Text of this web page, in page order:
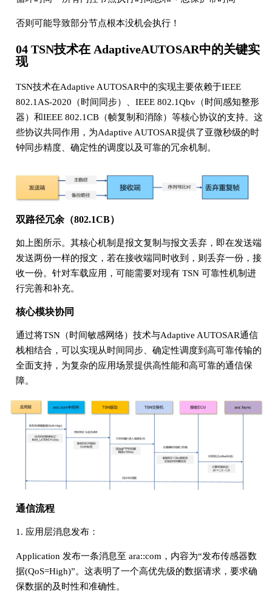
否则可能导致部分节点根本没机会执行！
04 TSN技术在 AdaptiveAUTOSAR中的关键实
现
TSN技术在Adaptive AUTOSAR中的实现主要依赖于IEEE
802.1AS-2020（时间同步）、IEEE 802.1Qbv（时间感知整形
器）和IEEE 802.1CB（帧复制和消除）等核心协议的支持。这
些协议共同作用，为Adaptive AUTOSAR提供了亚微秒级的时
钟同步精度、确定性的调度以及可靠的冗余机制。
双路径冗余（802.1CB）
如上图所示。其核心机制是报文复制与报文丢弃，即在发送端
发送两份一样的报文，若在接收端同时收到，则丢弃一份，接
收一份。针对车载应用，可能需要对现有 TSN 可靠性机制进
行完善和补充。
核心模块协同
通过将TSN（时间敏感网络）技术与Adaptive AUTOSAR通信
栈相结合，可以实现从时间同步、确定性调度到高可靠传输的
全面支持，为复杂的应用场景提供高性能和高可靠的通信保
障。
通信流程
1. 应用层消息发布：
Application 发布一条消息至 ara::com，内容为“发布传感器数
据(QoS=High)”。这表明了一个高优先级的数据请求，要求确
保数据的及时性和准确性。